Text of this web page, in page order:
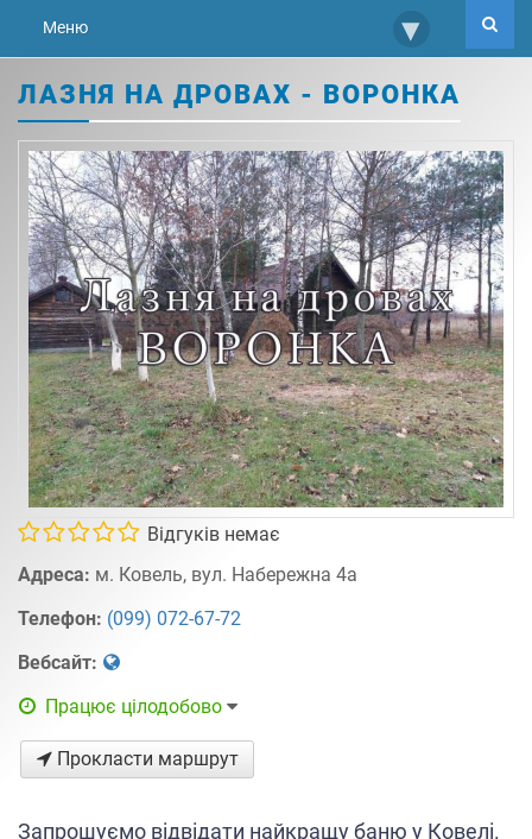
Меню ▾
ЛАЗНЯ НА ДРОВАХ - ВОРОНКА
Відгуків немає
Адреса: м. Ковель, вул. Набережна 4а
Телефон: (099) 072-67-72
Вебсайт:
Працює цілодобово
Прокласти маршрут
Запрошуємо відвідати найкращу баню у Ковелі.